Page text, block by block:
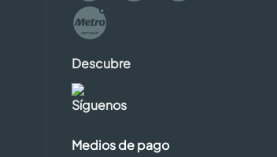
Descubre
Síguenos
Medios de pago